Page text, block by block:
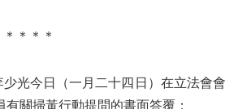
＊＊＊
少光今日（一月二十四日）在立法會會
關掃黃行動提問的書面答覆：